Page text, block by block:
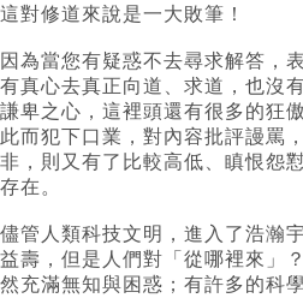
這對修道來說是一大敗筆！
因為當您有疑惑不去尋求解答，
有真心去真正向道、求道，也沒
謙卑之心，這裡頭還有很多的狂
此而犯下口業，對內容批評謾罵
非，則又有了比較高低、瞋恨怨
存在。
儘管人類科技文明，進入了浩瀚
益壽，但是人們對「從哪裡來」
然充滿無知與困惑；有許多的科